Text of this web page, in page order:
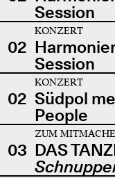
Session
02
KONZERT
Session
02
KONZERT
Südpol
People
03
ZUM
DAS